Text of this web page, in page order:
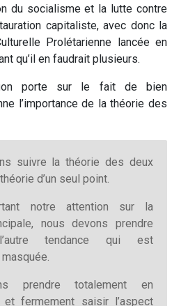
du socialisme et la lutte contre
capitaliste, avec donc la
Prolétarienne lancée en
qu’il en faudrait plusieurs.
porte sur le fait de bien
l’importance de la théorie des
suivre la théorie des deux
d’un seul point.
notre attention sur la
nous devons prendre
tendance qui est
prendre totalement en
et fermement saisir l’aspect